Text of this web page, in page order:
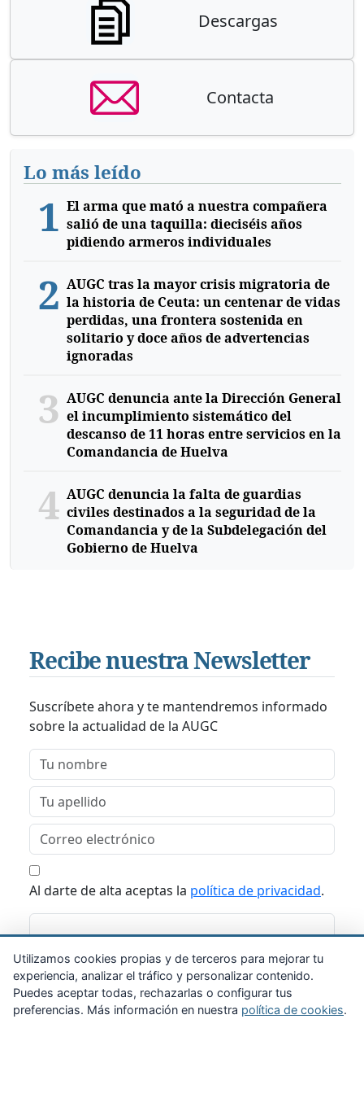
Descargas
Contacta
Lo más leído
1 El arma que mató a nuestra compañera
salió de una taquilla: dieciséis años
pidiendo armeros individuales
2 AUGC tras la mayor crisis migratoria de
la historia de Ceuta: un centenar de vidas
perdidas, una frontera sostenida en
solitario y doce años de advertencias
ignoradas
3 AUGC denuncia ante la Dirección General
el incumplimiento sistemático del
descanso de 11 horas entre servicios en la
Comandancia de Huelva
4 AUGC denuncia la falta de guardias
civiles destinados a la seguridad de la
Comandancia y de la Subdelegación del
Gobierno de Huelva
Recibe nuestra Newsletter
Suscríbete ahora y te mantendremos informado
sobre la actualidad de la AUGC
Al darte de alta aceptas la política de privacidad.
Suscribirme
Utilizamos cookies propias y de terceros para mejorar tu
experiencia, analizar el tráfico y personalizar contenido.
Puedes aceptar todas, rechazarlas o configurar tus
preferencias. Más información en nuestra política de cookies.